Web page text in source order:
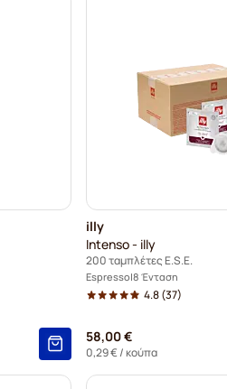
illy
Intenso - illy
200 ταμπλέτες E.S.E.
Espresso 8 Ένταση
4.8(37)
58,00 €
0,29 €/ κούπα